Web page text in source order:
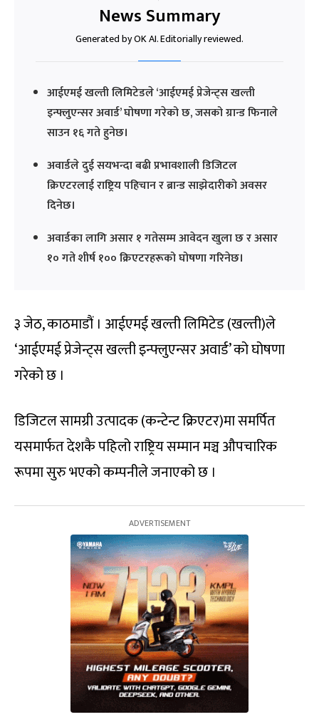
News Summary
Generated by OK AI. Editorially reviewed.
आईएमई खल्ती लिमिटेडले ‘आईएमई प्रेजेन्ट्स खल्ती
इन्फ्लुएन्सर अवार्ड’ घोषणा गरेको छ, जसको ग्रान्ड फिनाले
साउन १६ गते हुनेछ।
अवार्डले दुई सयभन्दा बढी प्रभावशाली डिजिटल
क्रिएटरलाई राष्ट्रिय पहिचान र ब्रान्ड साझेदारीको अवसर
दिनेछ।
अवार्डका लागि असार १ गतेसम्म आवेदन खुला छ र असार
१० गते शीर्ष १०० क्रिएटरहरूको घोषणा गरिनेछ।
३ जेठ, काठमाडौं । आईएमई खल्ती लिमिटेड (खल्ती)ले
‘आईएमई प्रेजेन्ट्स खल्ती इन्फ्लुएन्सर अवार्ड’ को घोषणा
गरेको छ ।
डिजिटल सामग्री उत्पादक (कन्टेन्ट क्रिएटर)मा समर्पित
यसमार्फत देशकै पहिलो राष्ट्रिय सम्मान मञ्च औपचारिक
रूपमा सुरु भएको कम्पनीले जनाएको छ ।